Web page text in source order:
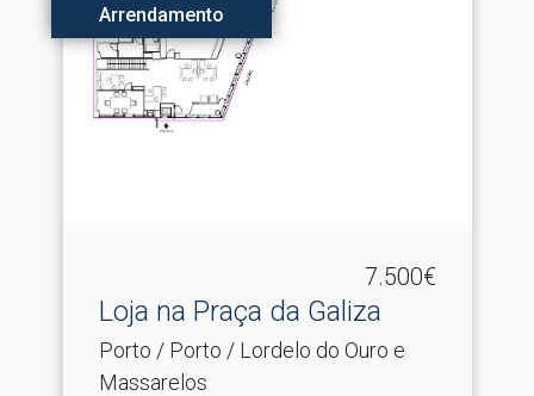
Arrendamento
7.500€
Loja na Praça da Galiza
Porto / Porto / Lordelo do Ouro e
Massarelos